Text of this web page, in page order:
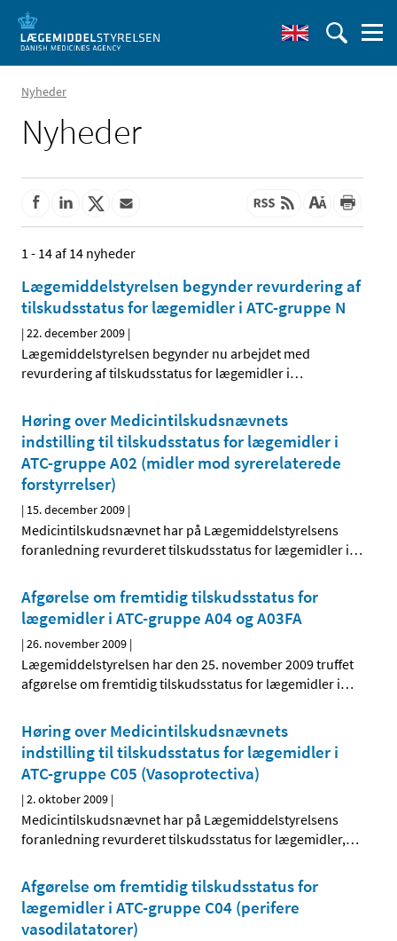
Nyheder
Nyheder
1 - 14 af 14 nyheder
Lægemiddelstyrelsen begynder revurdering af
tilskudsstatus for lægemidler i ATC-gruppe N
|22. december 2009 |
Lægemiddelstyrelsen begynder nu arbejdet med
revurdering af tilskudsstatus for lægemidler i…
Høring over Medicintilskudsnævnets
indstilling til tilskudsstatus for lægemidler i
ATC-gruppe A02 (midler mod syrerelaterede
forstyrrelser)
| 15. december 2009 |
Medicintilskudsnævnet har på Lægemiddelstyrelsens
foranledning revurderet tilskudsstatus for lægemidler i…
Afgørelse om fremtidig tilskudsstatus for
lægemidler i ATC-gruppe A04 og A03FA
|26. november 2009 |
Lægemiddelstyrelsen har den 25. november 2009 truffet
afgørelse om fremtidig tilskudsstatus for lægemidler i…
Høring over Medicintilskudsnævnets
indstilling til tilskudsstatus for lægemidler i
ATC-gruppe C05 (Vasoprotectiva)
|2. oktober 2009 |
Medicintilskudsnævnet har på Lægemiddelstyrelsens
foranledning revurderet tilskudsstatus for lægemidler,…
Afgørelse om fremtidig tilskudsstatus for
lægemidler i ATC-gruppe C04 (perifere
vasodilatatorer)